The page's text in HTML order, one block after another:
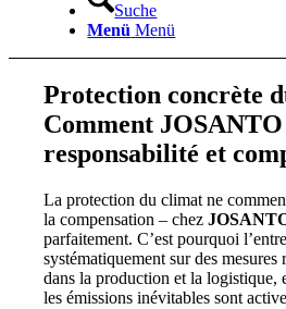
Suche
Menü Menü
Protection concrète
Comment JOSANTO
responsabilité et
La protection du climat ne
la compensation – chez
parfaitement. C’est pourquoi
systématiquement sur des mesures
dans la production et la logistique,
les émissions inévitables sont